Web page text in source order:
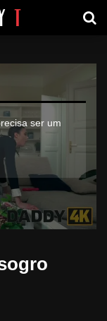
ser um